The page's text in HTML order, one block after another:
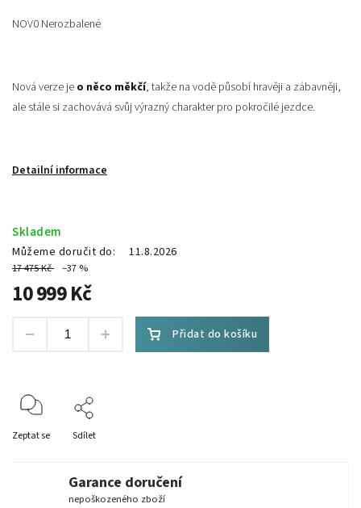
NOV0 Nerozbalené
Nová verze je o něco měkčí, takže na vodě působí hravěji a zábavněji,
ale stále si zachovává svůj výrazný charakter pro pokročilé jezdce.
Detailní informace
17 475 Kč –37 %
10 999 Kč
Skladem
Můžeme doručit do: 11.8.2026
Přidat do košíku
Zeptat se Sdílet
Garance doručení
nepoškozeného zboží